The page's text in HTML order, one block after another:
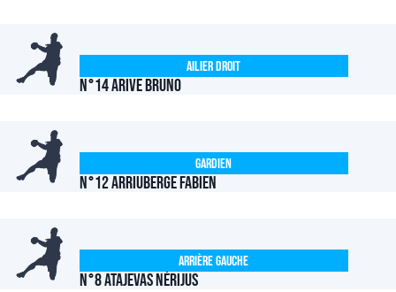
N°14 ARIVE Bruno
Ailier Droit
N°12 ARRIUBERGE Fabien
Gardien
N°8 ATAJEVAS Nérijus
Arrière Gauche